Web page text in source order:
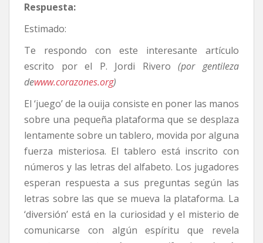
Respuesta:
Estimado:
Te respondo con este interesante artículo
escrito por el P. Jordi Rivero(por gentileza
dewww.corazones.org)
El ‘juego’ de la ouija consiste en poner las manos
sobre una pequeña plataforma que se desplaza
lentamente sobre un tablero, movida por alguna
fuerza misteriosa. El tablero está inscrito con
números y las letras del alfabeto. Los jugadores
esperan respuesta a sus preguntas según las
letras sobre las que se mueva la plataforma. La
‘diversión’ está en la curiosidad y el misterio de
comunicarse con algún espíritu que revela